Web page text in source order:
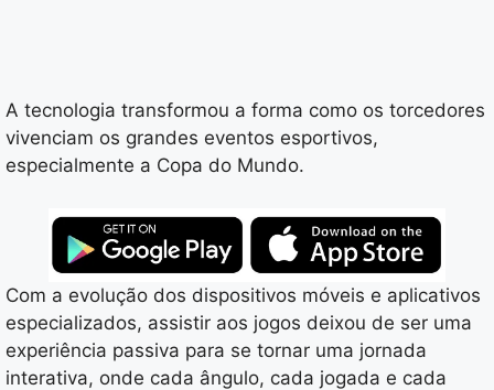
A tecnologia transformou a forma como os torcedores
vivenciam os grandes eventos esportivos,
especialmente a Copa do Mundo.
Com a evolução dos dispositivos móveis e aplicativos
especializados, assistir aos jogos deixou de ser uma
experiência passiva para se tornar uma jornada
interativa, onde cada ângulo, cada jogada e cada